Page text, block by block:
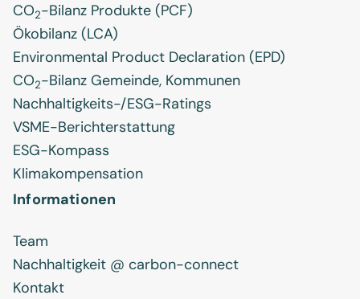
CO2-Bilanz Produkte (PCF)
Ökobilanz (LCA)
Environmental Product Declaration (EPD)
CO2-Bilanz Gemeinde, Kommunen
Nachhaltigkeits-/ESG-Ratings
VSME-Berichterstattung
ESG-Kompass
Klimakompensation
Informationen
Team
Nachhaltigkeit @ carbon-connect
Kontakt